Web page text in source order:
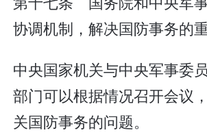
协调机制，解决国防事务的重
中央国家机关与中央军事委
部门可以根据情况召开会议
关国防事务的问题。